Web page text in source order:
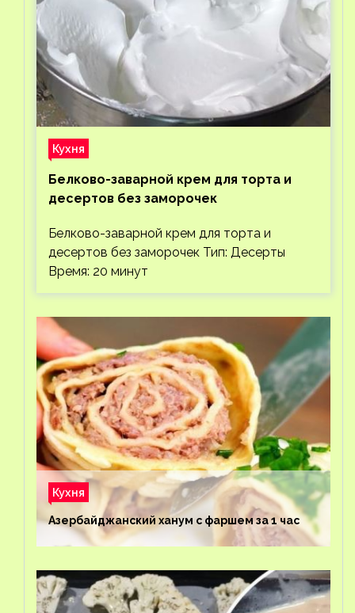
Кухня
Белково-заварной крем для торта и
десертов без заморочек
Белково-заварной крем для торта и
десертов без заморочек Тип: Десерты
Время: 20 минут
Кухня
Азербайджанский ханум с фаршем за 1 час